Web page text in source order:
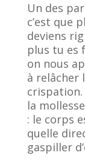
Un des
c’est que
deviens
plus tu es
on nous
à relâcher
crispation.
la
: le corps
quelle
gaspiller